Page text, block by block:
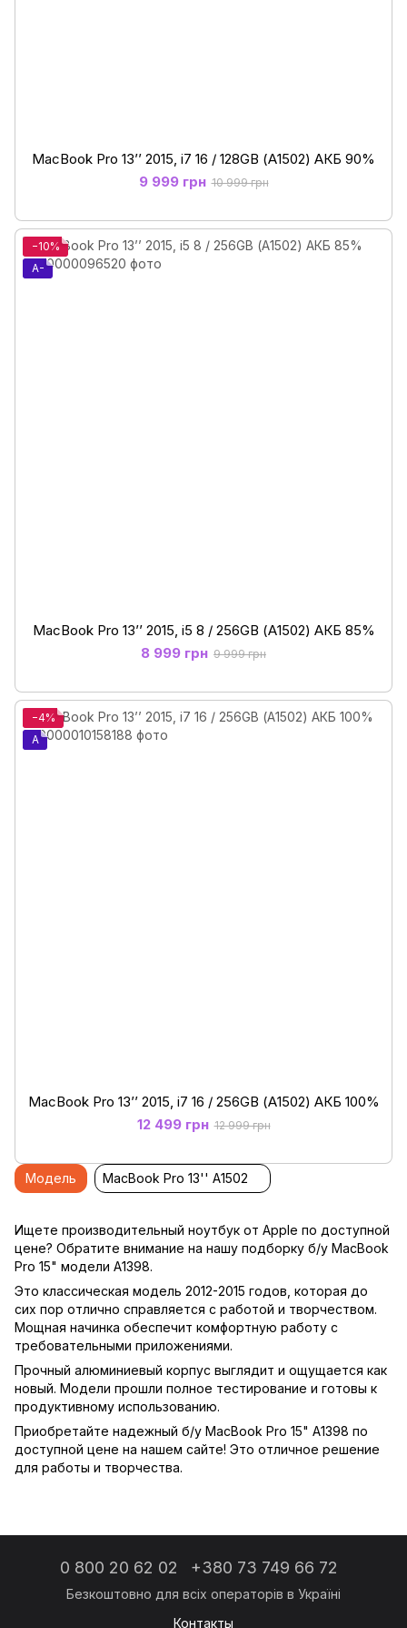
MacBook Pro 13’’ 2015, i7 16 / 128GB (А1502) АКБ 90%
9 999 грн 10 999 грн
−10%
A-
MacBook Pro 13’’ 2015, i5 8 / 256GB (А1502) АКБ 85%
8 999 грн 9 999 грн
−4%
A
MacBook Pro 13’’ 2015, i7 16 / 256GB (А1502) АКБ 100%
12 499 грн 12 999 грн
Ищете производительный ноутбук от Apple по доступной
цене? Обратите внимание на нашу подборку б/у MacBook
Pro 15" модели A1398.
Это классическая модель 2012-2015 годов, которая до
сих пор отлично справляется с работой и творчеством.
Мощная начинка обеспечит комфортную работу с
требовательными приложениями.
Прочный алюминиевый корпус выглядит и ощущается как
новый. Модели прошли полное тестирование и готовы к
продуктивному использованию.
Приобретайте надежный б/у MacBook Pro 15" A1398 по
доступной цене на нашем сайте! Это отличное решение
для работы и творчества.
Модель MacBook Pro 13'' A1502
0 800 20 62 02 +380 73 749 66 72
Контакты